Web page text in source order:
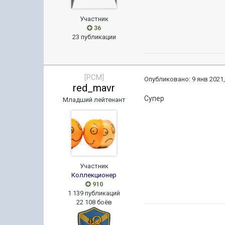
Участник
36
23 публикации
[PCM]
red_mavr
Младший лейтенант
Участник
Коллекционер
910
1 139 публикаций
22 108 боёв
Опубликовано: 9 янв
Супер